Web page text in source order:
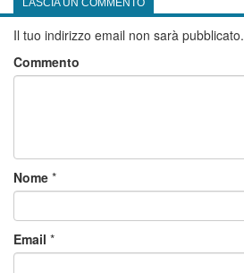
LASCIA UN COMMENTO
Il tuo indirizzo email non sarà pubblicato.
Commento
Nome *
Email *